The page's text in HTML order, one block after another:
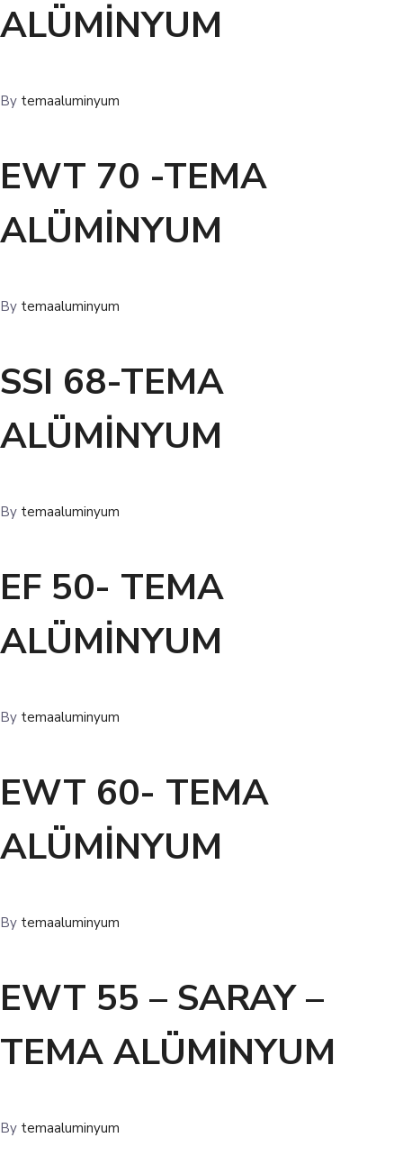
ALÜMİNYUM
By temaaluminyum
EWT 70 -TEMA
ALÜMİNYUM
By temaaluminyum
SSI 68-TEMA
ALÜMİNYUM
By temaaluminyum
EF 50- TEMA
ALÜMİNYUM
By temaaluminyum
EWT 60- TEMA
ALÜMİNYUM
By temaaluminyum
EWT 55 – SARAY –
TEMA ALÜMİNYUM
By temaaluminyum